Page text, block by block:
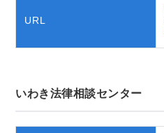
URL
いわき法律相談センター